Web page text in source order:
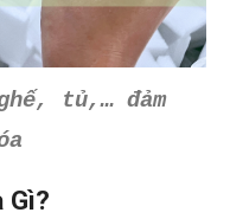
tủ,… đảm
Gì?